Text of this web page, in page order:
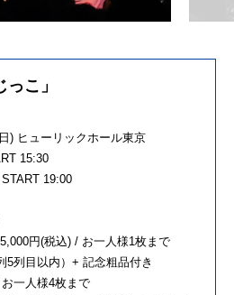
こ」
) ヒューリックホール東京
15:30
19:00
円(税込) / お一人様1枚まで
列目以内）+ 記念粗品付き
一人様4枚まで